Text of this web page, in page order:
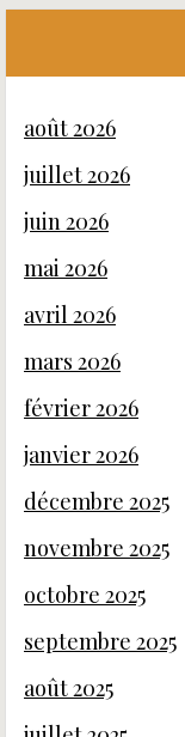
août 2026
juillet 2026
juin 2026
mai 2026
avril 2026
mars 2026
février 2026
janvier 2026
décembre 2025
novembre 2025
octobre 2025
septembre 2025
août 2025